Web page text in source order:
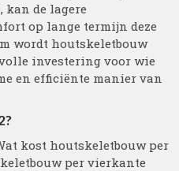
de lagere
op lange termijn deze
wordt houtskeletbouw
investering voor wie
en efficiënte manier van
kost houtskeletbouw per
per vierkante